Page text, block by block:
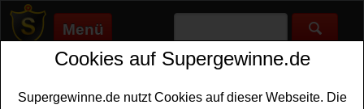
Menü
Supergewinne.de>Gewinnspiele>Reise Gewinnspiele>Lavazza
Anzeige:
Cookies auf Supergewinne.de
Supergewinne.de nutzt Cookies auf dieser Webseite. Die